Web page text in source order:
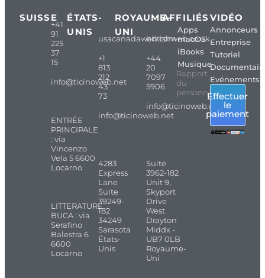
SUISSE
+41
91
225
37
15
info@ticinoweb.net
ENTRÉE
PRINCIPALE
: via
Vincenzo
Vela 5 6600
Locarno
LITTERATURE
BUCA : via
Serafino
Balestra 6
6600
Locarno
ÉTATS-
UNIS
usacanadaweb.com
+1
813
212
43
73
info@ticinoweb.net
4283
Express
Lane
Suite
39249-
182
34249
Sarasota
États-
Unis
ROYAUME-
UNI
britishweb.co.uk
+44
20
7097
5906
info@ticinoweb.net
Suite
3962-182
Unit 9,
Skyport
Drive
West
Drayton
Middx -
UB7 0LB
Royaume-
Uni
AFFILIÉS
Apps
macOS
iBooks
Musique
Rapport
du
personnel
VIDÉO
Annonceurs
Entreprise
Tutoriel
Evénements
Effectuer
le
paiement